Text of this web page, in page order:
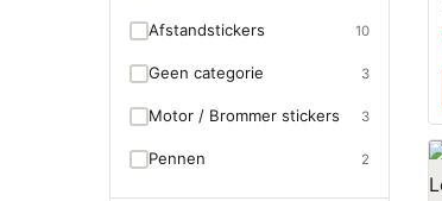
Afstandstickers 10
Geen categorie 3
Motor / Brommer stickers 3
Pennen 2